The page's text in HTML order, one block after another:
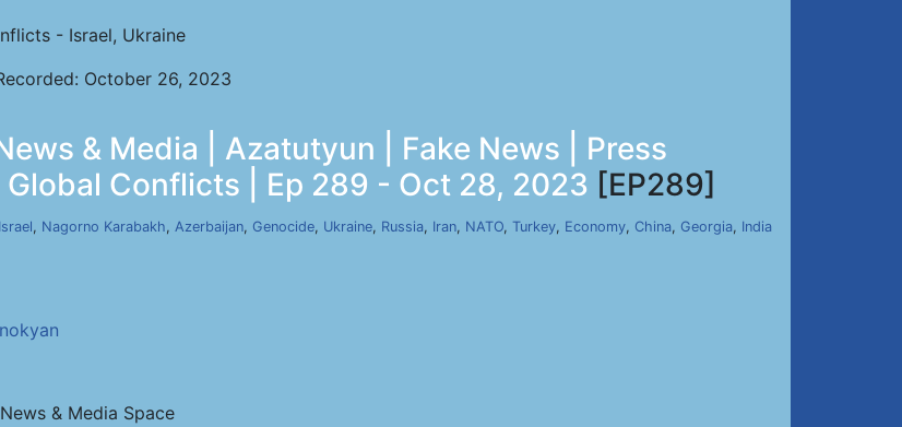
- Israel, Ukraine
October 26, 2023
& Media | Azatutyun | Fake News | Press
Conflicts | Ep 289 - Oct 28, 2023 [EP289]
Israel, Nagorno Karabakh, Azerbaijan, Genocide, Ukraine, Russia, Iran, NATO, Turkey, Economy, China, Georgia, India
& Media Space